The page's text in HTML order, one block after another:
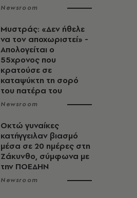
Newsroom
Μυστράς: «Δεν ήθελε
να τον αποχωριστεί» -
Απολογείται ο
55χρονος που
κρατούσε σε
καταψύκτη τη σορό
του πατέρα του
Newsroom
Οκτώ γυναίκες
κατήγγειλαν βιασμό
μέσα σε 20 ημέρες στη
Ζάκυνθο, σύμφωνα με
την ΠΟΕΔΗΝ
Newsroom